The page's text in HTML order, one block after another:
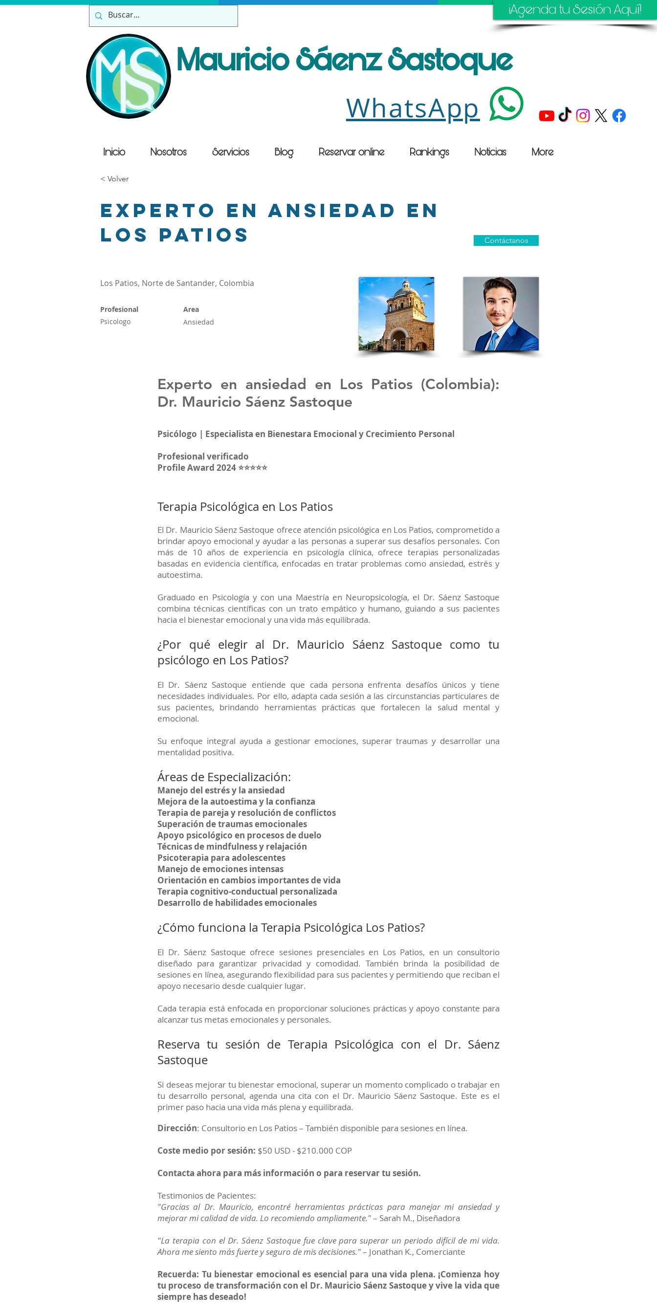
¡Agenda tu Sesión Aquí!
Mauricio Sáenz Sastoque
WhatsApp
< Volver
Experto en ansiedad en
Los Patios
Contáctanos
Los Patios, Norte de Santander, Colombia
Profesional
Psicologo
Area
Ansiedad
Experto en ansiedad en Los Patios (Colombia):
Dr. Mauricio Sáenz Sastoque
Psicólogo | Especialista en Bienestara Emocional y Crecimiento Personal
Profesional verificado
Profile Award 2024 ⭐⭐⭐⭐⭐
Terapia Psicológica en Los Patios
El Dr. Mauricio Sáenz Sastoque ofrece atención psicológica en Los Patios, comprometido a
brindar apoyo emocional y ayudar a las personas a superar sus desafíos personales. Con
más de 10 años de experiencia en psicología clínica, ofrece terapias personalizadas
basadas en evidencia científica, enfocadas en tratar problemas como ansiedad, estrés y
autoestima.
Graduado en Psicología y con una Maestría en Neuropsicología, el Dr. Sáenz Sastoque
combina técnicas científicas con un trato empático y humano, guiando a sus pacientes
hacia el bienestar emocional y una vida más equilibrada.
¿Por qué elegir al Dr. Mauricio Sáenz Sastoque como tu
psicólogo en Los Patios?
El Dr. Sáenz Sastoque entiende que cada persona enfrenta desafíos únicos y tiene
necesidades individuales. Por ello, adapta cada sesión a las circunstancias particulares de
sus pacientes, brindando herramientas prácticas que fortalecen la salud mental y
emocional.
Su enfoque integral ayuda a gestionar emociones, superar traumas y desarrollar una
mentalidad positiva.
Áreas de Especialización:
Manejo del estrés y la ansiedad
Mejora de la autoestima y la confianza
Terapia de pareja y resolución de conflictos
Superación de traumas emocionales
Apoyo psicológico en procesos de duelo
Técnicas de mindfulness y relajación
Psicoterapia para adolescentes
Manejo de emociones intensas
Orientación en cambios importantes de vida
Terapia cognitivo-conductual personalizada
Desarrollo de habilidades emocionales
¿Cómo funciona la Terapia Psicológica Los Patios?
El Dr. Sáenz Sastoque ofrece sesiones presenciales en Los Patios, en un consultorio
diseñado para garantizar privacidad y comodidad. También brinda la posibilidad de
sesiones en línea, asegurando flexibilidad para sus pacientes y permitiendo que reciban el
apoyo necesario desde cualquier lugar.
Cada terapia está enfocada en proporcionar soluciones prácticas y apoyo constante para
alcanzar tus metas emocionales y personales.
Reserva tu sesión de Terapia Psicológica con el Dr. Sáenz
Sastoque
Si deseas mejorar tu bienestar emocional, superar un momento complicado o trabajar en
tu desarrollo personal, agenda una cita con el Dr. Mauricio Sáenz Sastoque. Este es el
primer paso hacia una vida más plena y equilibrada.
Dirección: Consultorio en Los Patios – También disponible para sesiones en línea.
Coste medio por sesión: $50 USD - $210.000 COP
Contacta ahora para más información o para reservar tu sesión.
Testimonios de Pacientes:
"Gracias al Dr. Mauricio, encontré herramientas prácticas para manejar mi ansiedad y
mejorar mi calidad de vida. Lo recomiendo ampliamente."– Sarah M., Diseñadora
"La terapia con el Dr. Sáenz Sastoque fue clave para superar un periodo difícil de mi vida.
Ahora me siento más fuerte y seguro de mis decisiones."– Jonathan K., Comerciante
Recuerda: Tu bienestar emocional es esencial para una vida plena. ¡Comienza hoy
tu proceso de transformación con el Dr. Mauricio Sáenz Sastoque y vive la vida que
siempre has deseado!
Inicio Nosotros Servicios Blog Reservar online Rankings Noticias More